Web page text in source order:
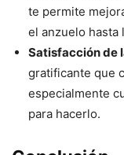
te permite
el anzuelo hasta
Satisfacción de
gratificante que
especialmente
para hacerlo.